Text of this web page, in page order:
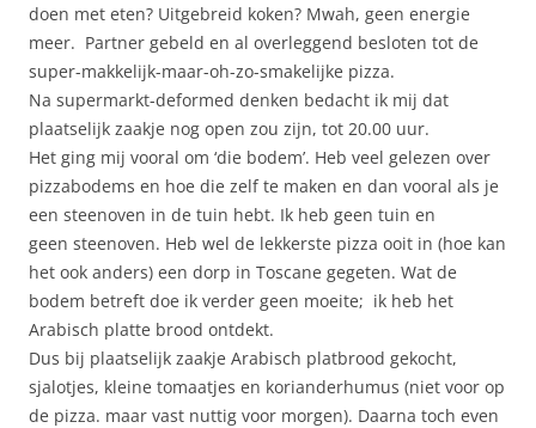
doen met eten? Uitgebreid koken? Mwah, geen energie
meer. Partner gebeld en al overleggend besloten tot de
super-makkelijk-maar-oh-zo-smakelijke pizza.
Na supermarkt-deformed denken bedacht ik mij dat
plaatselijk zaakje nog open zou zijn, tot 20.00 uur.
Het ging mij vooral om ‘die bodem’. Heb veel gelezen over
pizzabodems en hoe die zelf te maken en dan vooral als je
een steenoven in de tuin hebt. Ik heb geen tuin en
geen steenoven. Heb wel de lekkerste pizza ooit in (hoe kan
het ook anders) een dorp in Toscane gegeten. Wat de
bodem betreft doe ik verder geen moeite; ik heb het
Arabisch platte brood ontdekt.
Dus bij plaatselijk zaakje Arabisch platbrood gekocht,
sjalotjes, kleine tomaatjes en korianderhumus (niet voor op
de pizza. maar vast nuttig voor morgen). Daarna toch even